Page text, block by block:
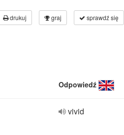
drukuj graj sprawdź się
Odpowiedź
vivid